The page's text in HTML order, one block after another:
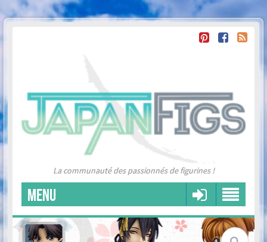
La communauté des passionnés de figurines !
MENU